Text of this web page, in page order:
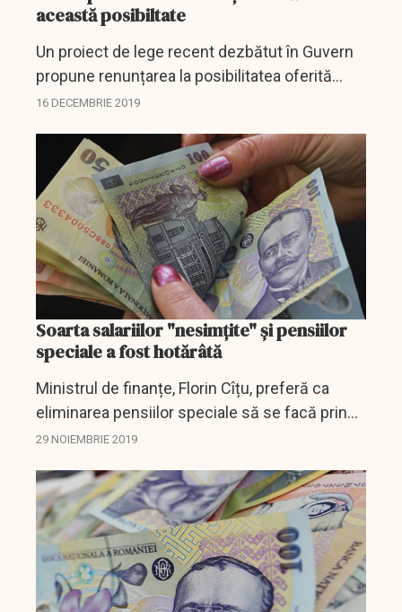
această posibiltate
Un proiect de lege recent dezbătut în Guvern
propune renunțarea la posibilitatea oferită
românilor de a-și muta banii de pensie privată
adică...
16 DECEMBRIE 2019
Soarta salariilor "nesimțite" și pensiilor
speciale a fost hotărâtă
Ministrul de finanțe, Florin Cîțu, preferă ca
eliminarea pensiilor speciale să se facă prin
proiect de lege dezbătut și aprobat în
ale...
29 NOIEMBRIE 2019